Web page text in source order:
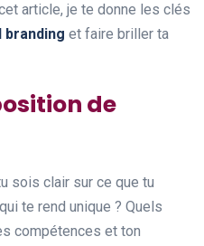
article, je te donne les clés
branding et faire briller ta
de
sois clair sur ce que tu
te rend unique ? Quels
compétences et ton